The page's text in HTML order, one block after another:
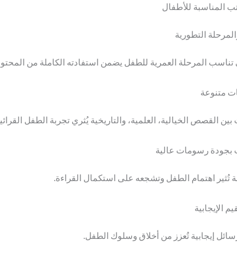
المناسبة للأطفال
تناسب المرحلة العمرية للطفل يضمن استفادته الكاملة من
القصص الخيالية، العلمية، والتاريخية يُثري تجربة الطفل
تُثير اهتمام الطفل وتشجعه على استكمال القراءة.
رسائل إيجابية تُعزز من أخلاق وسلوك الطفل.